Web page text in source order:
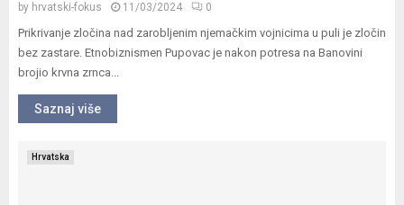
by hrvatski-fokus 11/03/2024 0
Prikrivanje zločina nad zarobljenim njemačkim vojnicima u puli je zločin
bez zastare. Etnobiznismen Pupovac je nakon potresa na Banovini
brojio krvna zrnca...
Saznaj više
Hrvatska